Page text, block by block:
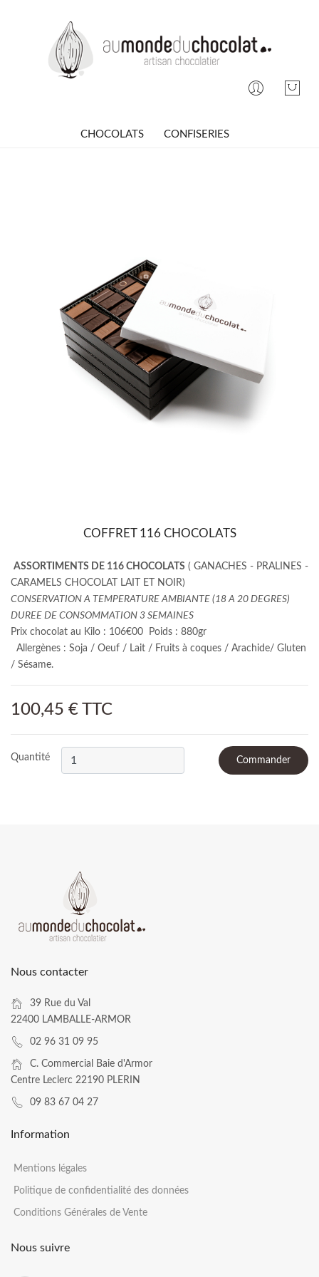
CHOCOLATS CONFISERIES
COFFRET 116 CHOCOLATS
ASSORTIMENTS DE 116 CHOCOLATS ( GANACHES - PRALINES -
CARAMELS CHOCOLAT LAIT ET NOIR)
CONSERVATION A TEMPERATURE AMBIANTE (18 A 20 DEGRES)
DUREE DE CONSOMMATION 3 SEMAINES
Prix chocolat au Kilo : 106€00 Poids : 880gr
Allergènes : Soja / Oeuf / Lait / Fruits à coques / Arachide/ Gluten
/ Sésame.
100,45 € TTC
Quantité Commander
Nous contacter
39 Rue du Val
22400 LAMBALLE-ARMOR
02 96 31 09 95
C. Commercial Baie d'Armor
Centre Leclerc 22190 PLERIN
09 83 67 04 27
Information
Mentions légales
Politique de confidentialité des données
Conditions Générales de Vente
Nous suivre